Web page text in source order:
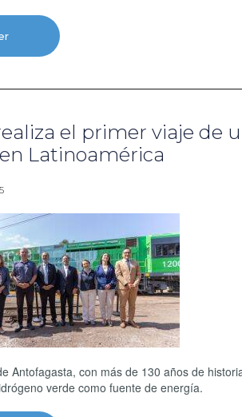
el primer viaje de
Latinoamérica
Antofagasta, con más de 130 años de
verde como fuente de energía.